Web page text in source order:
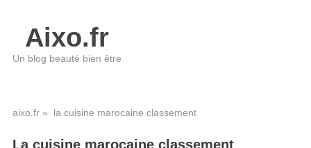
Aixo.fr
Un blog beauté bien être
aixo.fr» la cuisine marocaine classement
La cuisine marocaine classement